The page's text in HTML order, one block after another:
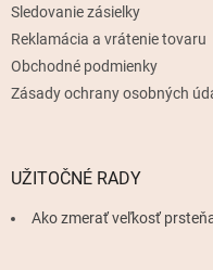
Sledovanie zásielky
Reklamácia a vrátenie tovaru
Obchodné podmienky
Zásady ochrany osobných
UŽITOČNÉ RADY
Ako zmerať veľkosť